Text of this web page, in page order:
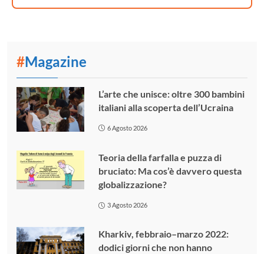
#Magazine
L’arte che unisce: oltre 300 bambini
italiani alla scoperta dell’Ucraina
6 Agosto 2026
Teoria della farfalla e puzza di
bruciato: Ma cos’è davvero questa
globalizzazione?
3 Agosto 2026
Kharkiv, febbraio–marzo 2022:
dodici giorni che non hanno